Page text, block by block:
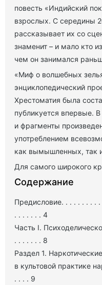
повесть «Индийский
взрослых. С середины
рассказывает их со
знаменит – и мало кто
чем он занимался
«Миф о волшебных
энциклопедический
Хрестоматия была
публикуется впервые.
и фрагменты
употреблением
как вымышленных, так
Для самого широкого
Содержание
Предисловие. . . . . . . . .
. . . . . . . 4
Часть I.
. . . . . . . 8
Раздел 1.
в культовой практике
. . . . 9